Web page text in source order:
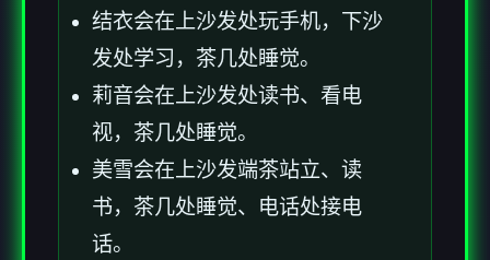
结衣会在上沙发处玩手机，下沙
发处学习，茶几处睡觉。
莉音会在上沙发处读书、看电
视，茶几处睡觉。
美雪会在上沙发端茶站立、读
书，茶几处睡觉、电话处接电
话。